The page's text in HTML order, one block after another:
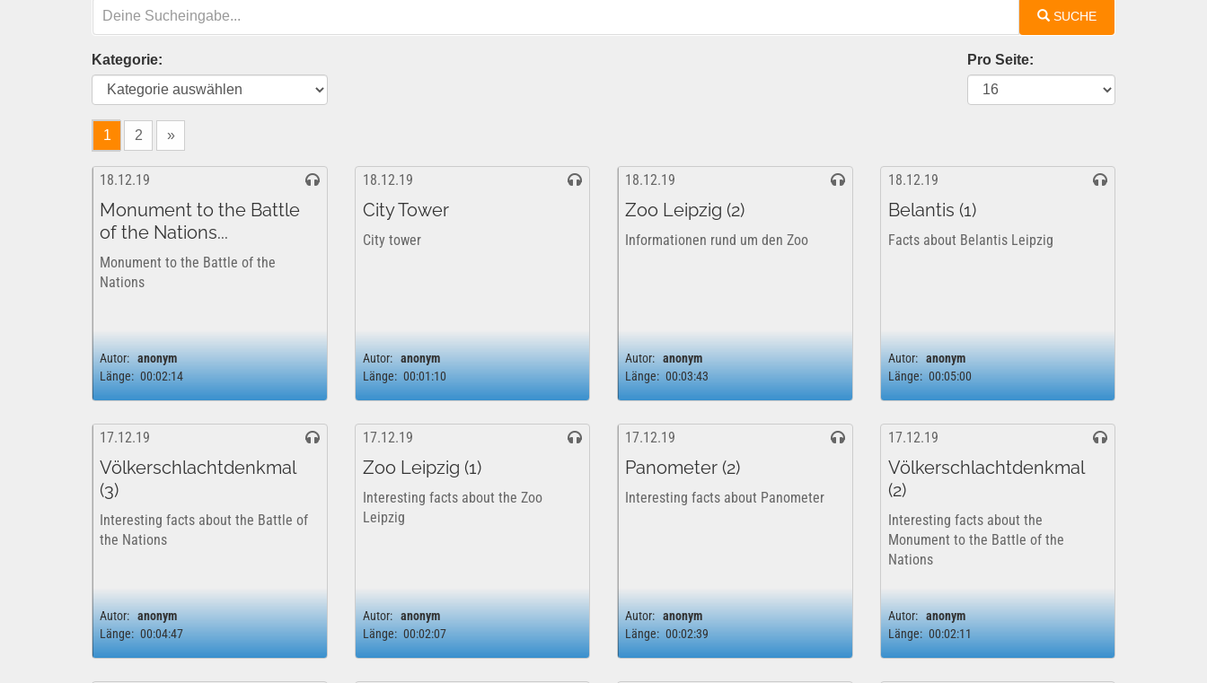
SUCHE
Kategorie: Pro Seite:
1 2 »
18.12.19
Monument to the Battle
of the Nations...
Monument to the Battle of the
Nations
Autor: anonym
Länge: 00:02:14
18.12.19
City Tower
City tower
Autor: anonym
Länge: 00:01:10
18.12.19
Zoo Leipzig (2)
Informationen rund um den Zoo
Autor: anonym
Länge: 00:03:43
18.12.19
Belantis (1)
Facts about Belantis Leipzig
Autor: anonym
Länge: 00:05:00
17.12.19
Völkerschlachtdenkmal
(3)
Interesting facts about the Battle of
the Nations
Autor: anonym
Länge: 00:04:47
17.12.19
Zoo Leipzig (1)
Interesting facts about the Zoo
Leipzig
Autor: anonym
Länge: 00:02:07
17.12.19
Panometer (2)
Interesting facts about Panometer
Autor: anonym
Länge: 00:02:39
17.12.19
Völkerschlachtdenkmal
(2)
Interesting facts about the
Monument to the Battle of the
Nations
Autor: anonym
Länge: 00:02:11